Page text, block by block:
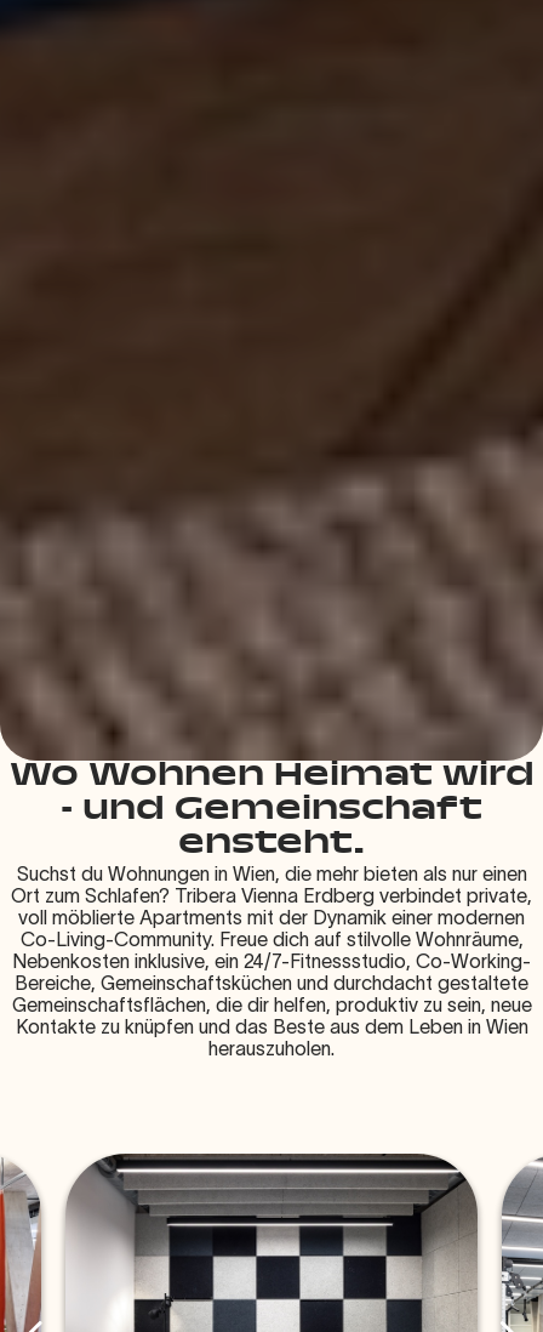
Wo Wohnen Heimat wird
- und Gemeinschaft
ensteht.
Suchst du Wohnungen in Wien, die mehr bieten als nur einen
Ort zum Schlafen? Tribera Vienna Erdberg verbindet private,
voll möblierte Apartments mit der Dynamik einer modernen
Co-Living-Community. Freue dich auf stilvolle Wohnräume,
Nebenkosten inklusive, ein 24/7-Fitnessstudio, Co-Working-
Bereiche, Gemeinschaftsküchen und durchdacht gestaltete
Gemeinschaftsflächen, die dir helfen, produktiv zu sein, neue
Kontakte zu knüpfen und das Beste aus dem Leben in Wien
herauszuholen.